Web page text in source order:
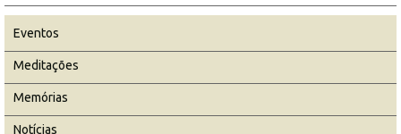
Eventos
Meditações
Memórias
Notícias